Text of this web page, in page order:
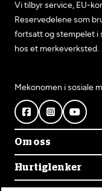
Vi tilbyr service, EU-
Reservedelene som
fortsatt og stempelet i
hos et merkeverksted.
Mekonomen i sosiale
Om oss
Om Mekonomen
Mekonomens
Hurtiglenker
Finn verksted